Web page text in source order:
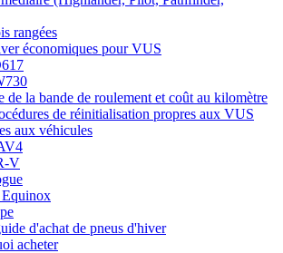
rangées
économiques pour VUS
de la bande de roulement et coût au kilomètre
de réinitialisation propres aux VUS
aux véhicules
V
d'achat de pneus d'hiver
acheter